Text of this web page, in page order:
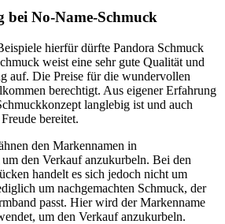
No-Name-Schmuck
hierfür dürfte Pandora Schmuck
weist eine sehr gute Qualität und
auf. Die Preise für die wundervollen
berechtigt. Aus eigener Erfahrung
langlebig ist und auch
bereitet.
den Markennamen in
den Verkauf anzukurbeln. Bei den
handelt es sich jedoch nicht um
um nachgemachten Schmuck, der
passt. Hier wird der Markenname
um den Verkauf anzukurbeln.